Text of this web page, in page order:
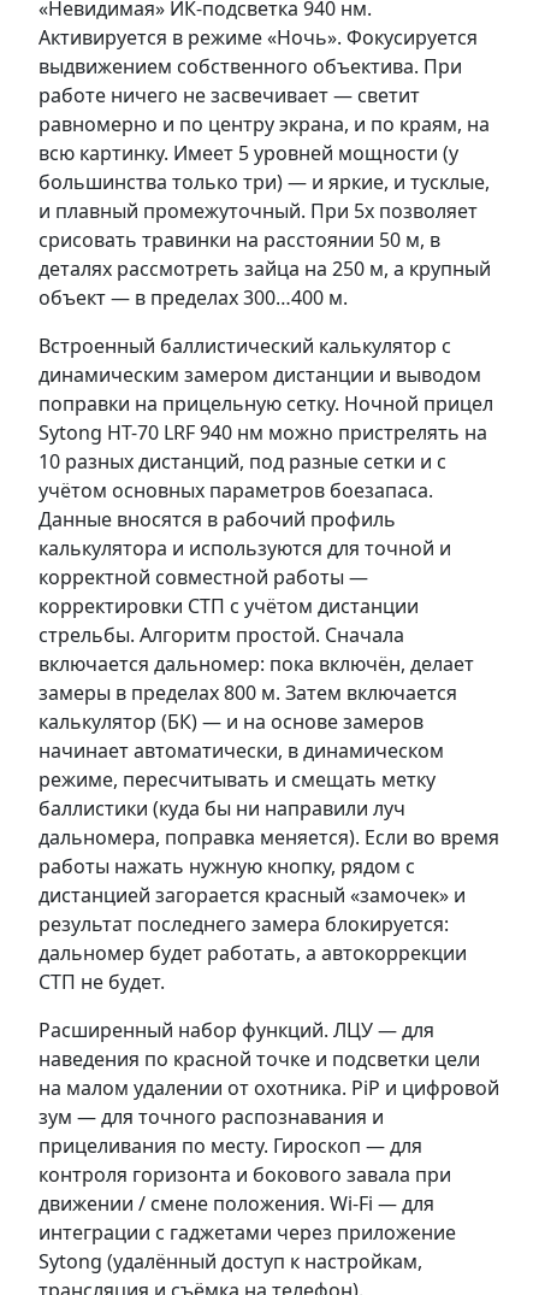
«Невидимая» ИК-подсветка 940 нм.
Активируется в режиме «Ночь». Фокусируется
выдвижением собственного объектива. При
работе ничего не засвечивает — светит
равномерно и по центру экрана, и по краям, на
всю картинку. Имеет 5 уровней мощности (у
большинства только три) — и яркие, и тусклые,
и плавный промежуточный. При 5x позволяет
срисовать травинки на расстоянии 50 м, в
деталях рассмотреть зайца на 250 м, а крупный
объект — в пределах 300…400 м.
Встроенный баллистический калькулятор с
динамическим замером дистанции и выводом
поправки на прицельную сетку. Ночной прицел
Sytong HT-70 LRF 940 нм можно пристрелять на
10 разных дистанций, под разные сетки и с
учётом основных параметров боезапаса.
Данные вносятся в рабочий профиль
калькулятора и используются для точной и
корректной совместной работы —
корректировки СТП с учётом дистанции
стрельбы. Алгоритм простой. Сначала
включается дальномер: пока включён, делает
замеры в пределах 800 м. Затем включается
калькулятор (БК) — и на основе замеров
начинает автоматически, в динамическом
режиме, пересчитывать и смещать метку
баллистики (куда бы ни направили луч
дальномера, поправка меняется). Если во время
работы нажать нужную кнопку, рядом с
дистанцией загорается красный «замочек» и
результат последнего замера блокируется:
дальномер будет работать, а автокоррекции
СТП не будет.
Расширенный набор функций. ЛЦУ — для
наведения по красной точке и подсветки цели
на малом удалении от охотника. PiP и цифровой
зум — для точного распознавания и
прицеливания по месту. Гироскоп — для
контроля горизонта и бокового завала при
движении / смене положения. Wi-Fi — для
интеграции с гаджетами через приложение
Sytong (удалённый доступ к настройкам,